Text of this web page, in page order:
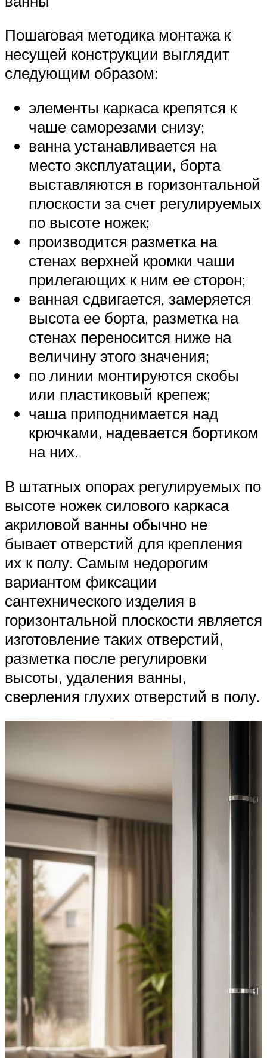
Пошаговая методика монтажа к
несущей конструкции выглядит
следующим образом:
элементы каркаса крепятся к
чаше саморезами снизу;
ванна устанавливается на
место эксплуатации, борта
выставляются в горизонтальной
плоскости за счет регулируемых
по высоте ножек;
производится разметка на
стенах верхней кромки чаши
прилегающих к ним ее сторон;
ванная сдвигается, замеряется
высота ее борта, разметка на
стенах переносится ниже на
величину этого значения;
по линии монтируются скобы
или пластиковый крепеж;
чаша приподнимается над
крючками, надевается бортиком
на них.
В штатных опорах регулируемых по
высоте ножек силового каркаса
акриловой ванны обычно не
бывает отверстий для крепления
их к полу. Самым недорогим
вариантом фиксации
сантехнического изделия в
горизонтальной плоскости является
изготовление таких отверстий,
разметка после регулировки
высоты, удаления ванны,
сверления глухих отверстий в полу.